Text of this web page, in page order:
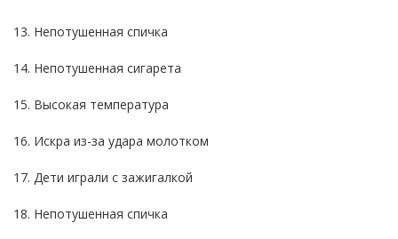
13. Непотушенная спичка
14. Непотушенная сигарета
15. Высокая температура
16. Искра из-за удара молотком
17. Дети играли с зажигалкой
18. Непотушенная спичка